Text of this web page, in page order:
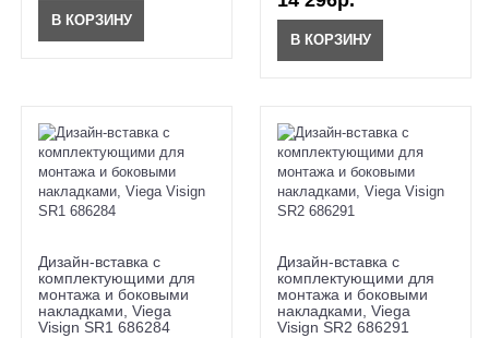
В КОРЗИНУ
В КОРЗИНУ
Дизайн-вставка с
комплектующими для
монтажа и боковыми
накладками, Viega
Visign SR1 686284
Дизайн-вставка с
комплектующими для
монтажа и боковыми
накладками, Viega
Visign SR2 686291